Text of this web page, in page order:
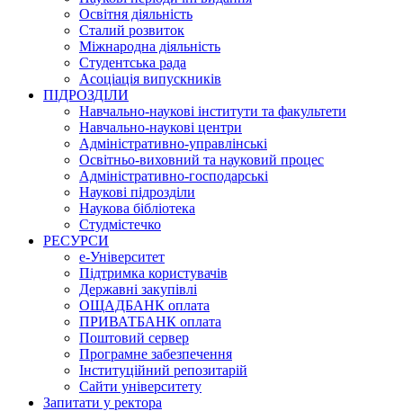
Освітня діяльність
Сталий розвиток
Міжнародна діяльність
Студентська рада
Асоціація випускників
ПІДРОЗДІЛИ
Навчально-наукові інститути та факультети
Навчально-наукові центри
Адміністративно-управлінські
Освітньо-виховний та науковий процес
Адміністративно-господарські
Наукові підрозділи
Наукова бібліотека
Студмістечко
РЕСУРСИ
е-Університет
Підтримка користувачів
Державні закупівлі
ОЩАДБАНК оплата
ПРИВАТБАНК оплата
Поштовий сервер
Програмне забезпечення
Інституційний репозитарій
Сайти університету
Запитати у ректора